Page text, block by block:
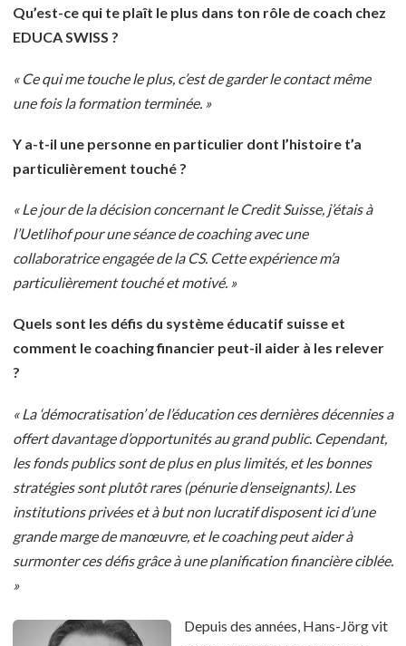
Qu’est-ce qui te plaît le plus dans ton rôle de coach chez
EDUCA SWISS ?
« Ce qui me touche le plus, c’est de garder le contact même
une fois la formation terminée. »
Y a-t-il une personne en particulier dont l’histoire t’a
particulièrement touché ?
« Le jour de la décision concernant le Credit Suisse, j’étais à
l’Uetlihof pour une séance de coaching avec une
collaboratrice engagée de la CS. Cette expérience m’a
particulièrement touché et motivé. »
Quels sont les défis du système éducatif suisse et
comment le coaching financier peut-il aider à les relever
?
« La ‘démocratisation’ de l’éducation ces dernières décennies a
offert davantage d’opportunités au grand public. Cependant,
les fonds publics sont de plus en plus limités, et les bonnes
stratégies sont plutôt rares (pénurie d’enseignants). Les
institutions privées et à but non lucratif disposent ici d’une
grande marge de manœuvre, et le coaching peut aider à
surmonter ces défis grâce à une planification financière ciblée.
»
Depuis des années, Hans-Jörg vit